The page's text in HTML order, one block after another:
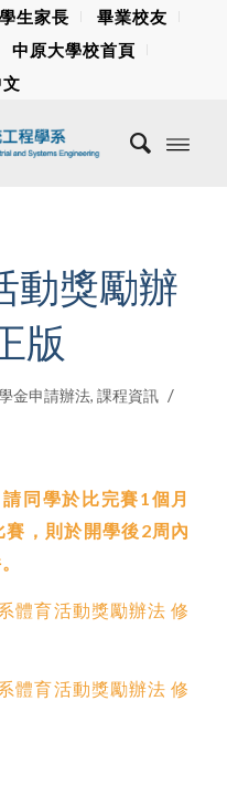
學生家長
畢業校友
中原大學校首頁
動獎勵辦
版
金申請辦法, 課程資訊 /
同學於比完賽1個月
，則於開學後2周內
體育活動獎勵辦法 修
體育活動獎勵辦法 修